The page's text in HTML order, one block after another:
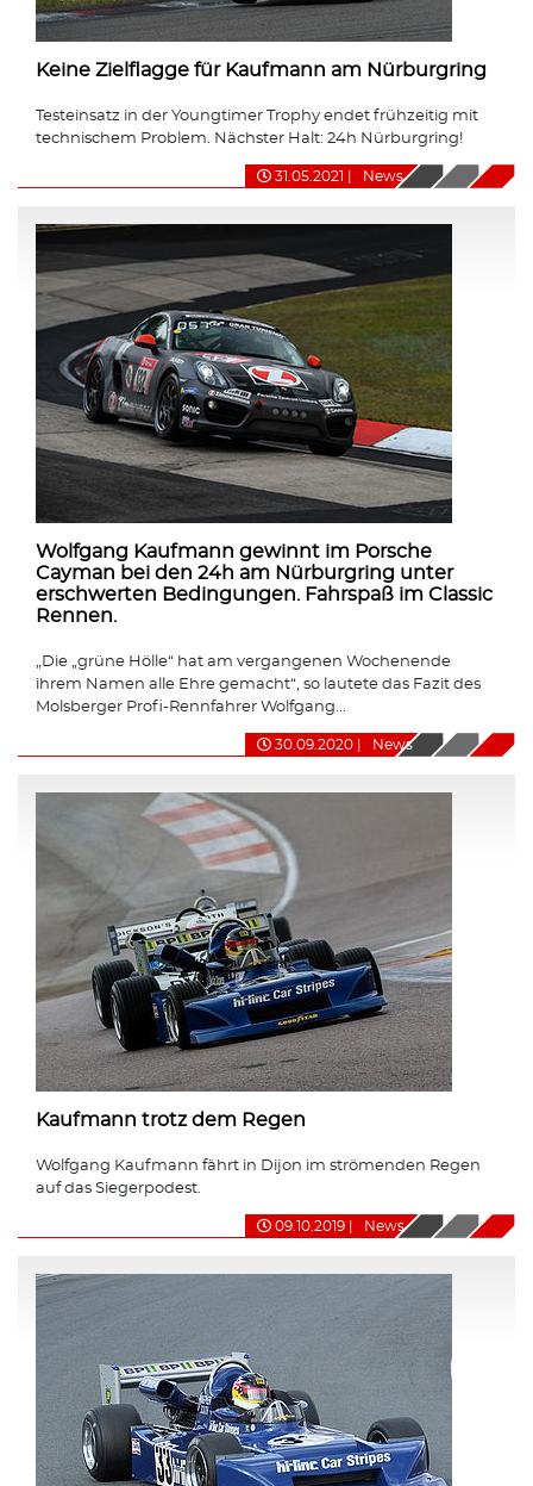
Keine Zielflagge für Kaufmann am Nürburgring
Testeinsatz in der Youngtimer Trophy endet frühzeitig mit
technischem Problem. Nächster Halt: 24h Nürburgring!
31.05.2021 News
Wolfgang Kaufmann gewinnt im Porsche
Cayman bei den 24h am Nürburgring unter
erschwerten Bedingungen. Fahrspaß im Classic
Rennen.
„Die „grüne Hölle“ hat am vergangenen Wochenende
ihrem Namen alle Ehre gemacht“, so lautete das Fazit des
Molsberger Profi-Rennfahrer Wolfgang...
30.09.2020 News
Kaufmann trotz dem Regen
Wolfgang Kaufmann fährt in Dijon im strömenden Regen
auf das Siegerpodest.
09.10.2019 News